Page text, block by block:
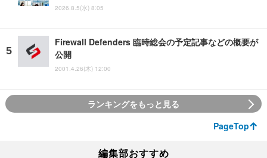
2026.8.5(水) 8:05
Firewall Defenders 臨時総会の予定記事などの概要が
公開
2001.4.26(木) 12:00
ランキングをもっと見る
PageTop
編集部おすすめ